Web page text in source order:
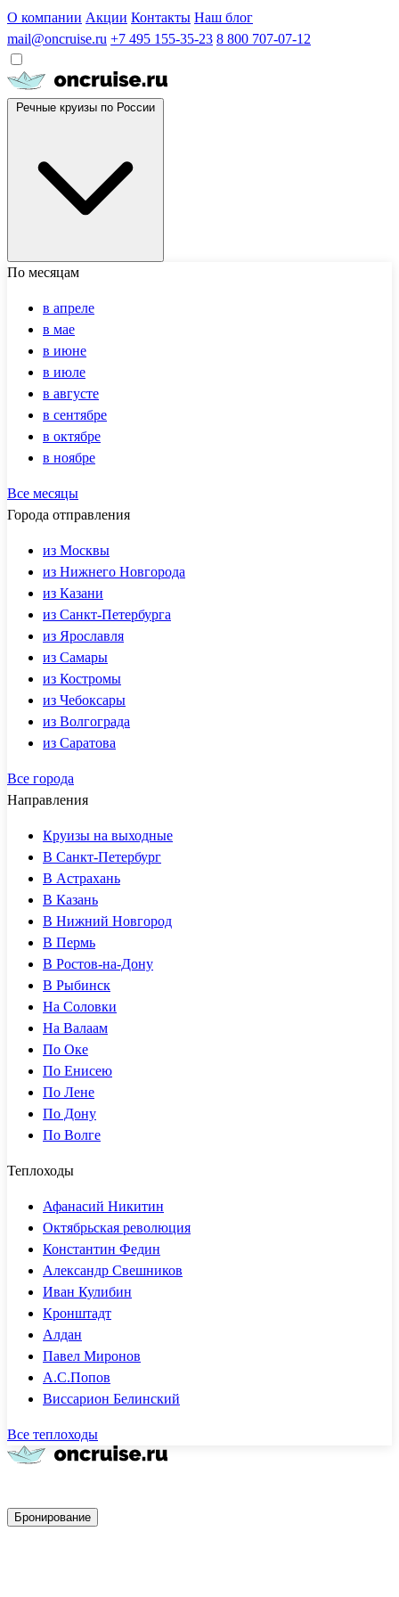
О компании Акции Контакты Наш блог
mail@oncruise.ru +7 495 155-35-23 8 800 707-07-12
По месяцам
в апреле
в мае
в июне
в июле
в августе
в сентябре
в октябре
в ноябре
Все месяцы
Города отправления
из Москвы
из Нижнего Новгорода
из Казани
из Санкт-Петербурга
из Ярославля
из Самары
из Костромы
из Чебоксары
из Волгограда
из Саратова
Все города
Направления
Круизы на выходные
В Санкт-Петербург
В Астрахань
В Казань
В Нижний Новгород
В Пермь
В Ростов-на-Дону
В Рыбинск
На Соловки
На Валаам
По Оке
По Енисею
По Лене
По Дону
По Волге
Теплоходы
Афанасий Никитин
Октябрьская революция
Константин Федин
Александр Свешников
Иван Кулибин
Кронштадт
Алдан
Павел Миронов
А.С.Попов
Виссарион Белинский
Все теплоходы
Бронирование